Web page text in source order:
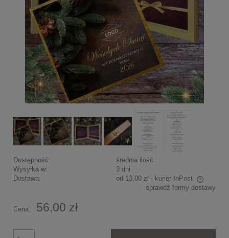
Dostępność:
średnia ilość
Wysyłka w:
3 dni
Dostawa:
od 13,00 zł - kurier InPost
Cena nie zawiera ewentualnych kosztów płatnościsprawdź formy dostawy
Cena: 56,00 zł